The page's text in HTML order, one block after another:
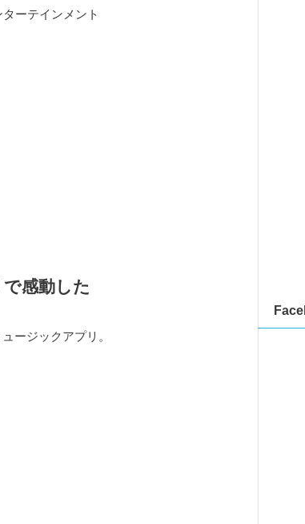
ーテインメント
感動した
ージックアプリ。